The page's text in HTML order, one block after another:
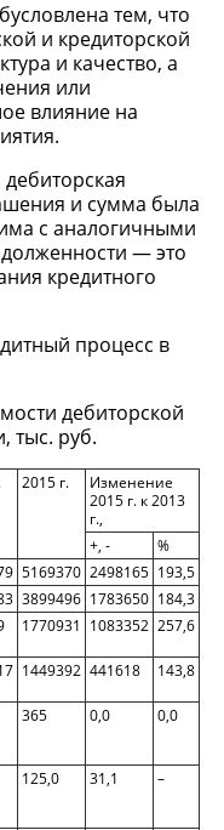
тем, что
и кредиторской
и качество, а
или
влияние на
и сумма была
с аналогичными
— это
кредитного
процесс в
дебиторской
тыс. руб.
2015 г.
Изменение
2015 г. к 2013
г.,
+, -
%
5169370 2498165 193,5
3899496 1783650 184,3
1770931 1083352 257,6
1449392 441618 143,8
365 0,0 0,0
125,0 31,1 –